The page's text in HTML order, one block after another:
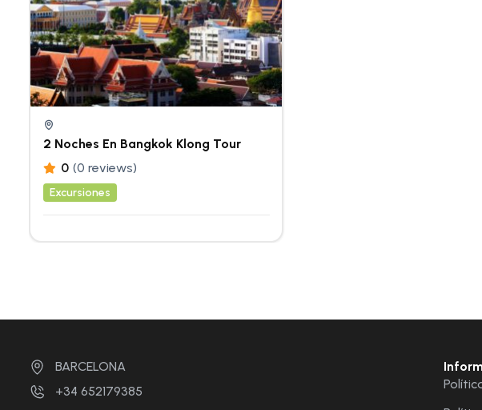
2 Noches En Bangkok Klong Tour
0 (0 reviews)
Excursiones
BARCELONA
+34 652179385